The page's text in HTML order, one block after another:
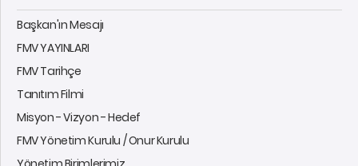
Başkan'ın Mesajı
FMV YAYINLARI
FMV Tarihçe
Tanıtım Filmi
Misyon - Vizyon - Hedef
FMV Yönetim Kurulu / Onur Kurulu